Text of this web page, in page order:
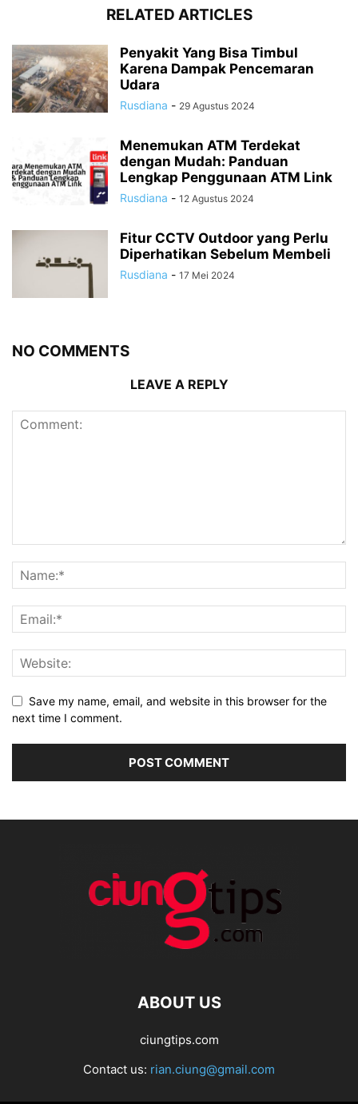
RELATED ARTICLES
Penyakit Yang Bisa Timbul
Karena Dampak Pencemaran
Udara
Rusdiana - 29 Agustus 2024
Menemukan ATM Terdekat
dengan Mudah: Panduan
Lengkap Penggunaan ATM Link
Rusdiana - 12 Agustus 2024
Fitur CCTV Outdoor yang Perlu
Diperhatikan Sebelum Membeli
Rusdiana - 17 Mei 2024
NO COMMENTS
LEAVE A REPLY
Save my name, email, and website in this browser for the
next time I comment.
ABOUT US
ciungtips.com
Contact us: rian.ciung@gmail.com